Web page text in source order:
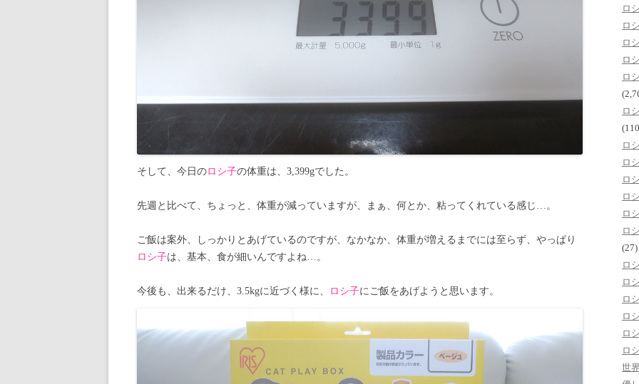
そして、今日のロシ子の体重は、3,399gでした。
先週と比べて、ちょっと、体重が減っていますが、まぁ、何とか、粘ってくれている感じ…。
ご飯は案外、しっかりとあげているのですが、なかなか、体重が増えるまでには至らず、やっぱり
ロシ子は、基本、食が細いんですよね…。
今後も、出来るだけ、3.5kgに近づく様に、 ロシ子にご飯をあげようと思います。
ロ
ロ
ロ
ロ
ロ
ロ
ロ
ロ
ロ
ロ
ロ
ロ
(27)
ロ
ロ
ロ
ロ
ロ
ロ
世